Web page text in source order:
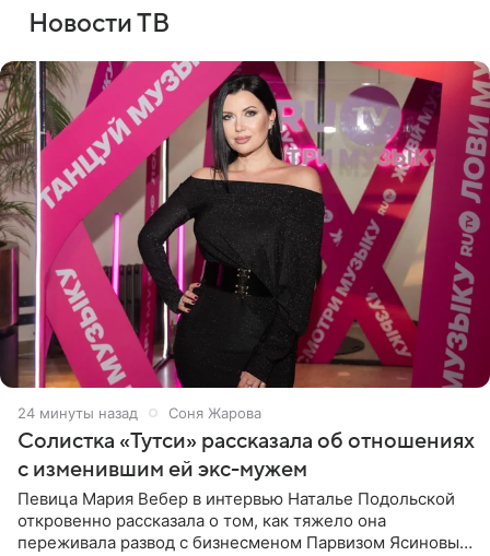
Новости ТВ
24 минуты назад Соня Жарова
Солистка «Тутси» рассказала об отношениях
с изменившим ей экс-мужем
Певица Мария Вебер в интервью Наталье Подольской
откровенно рассказала о том, как тяжело она
переживала развод с бизнесменом Парвизом Ясиновым.